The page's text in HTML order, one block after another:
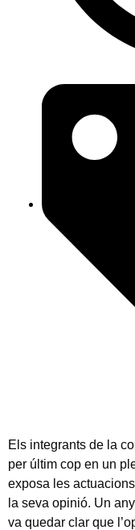
Els integrants de la
per últim cop en un
exposa les
la seva opinió. Un
va quedar clar que